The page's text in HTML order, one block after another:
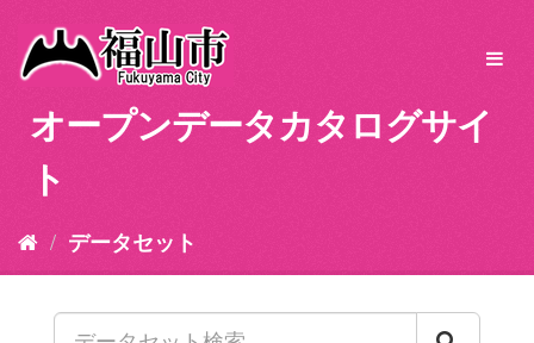
オープンデータカタログサイ
ト
データセット